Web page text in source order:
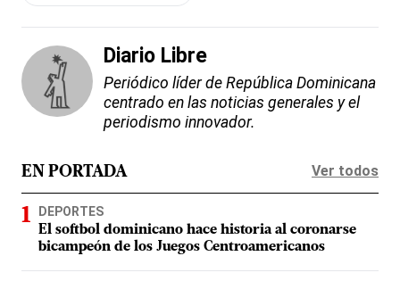
Diario Libre
Periódico líder de República Dominicana
centrado en las noticias generales y el
periodismo innovador.
EN PORTADA Ver todos
DEPORTES
El softbol dominicano hace historia al coronarse
bicampeón de los Juegos Centroamericanos